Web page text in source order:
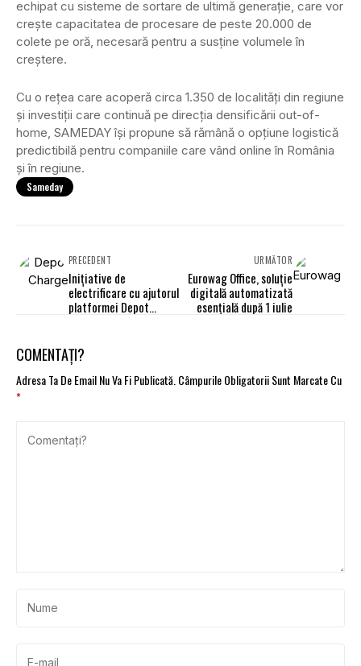
echipat cu sisteme de sortare de ultimă generație, care vor
crește capacitatea de procesare de peste 20.000 de
colete pe oră, necesară pentru a susține volumele în
creștere.
Cu o rețea care acoperă circa 1.350 de localități din regiune
și investiții care continuă pe direcția densificării out-of-
home, SAMEDAY își propune să rămână o opțiune logistică
predictibilă pentru companiile care vând online în România
și în regiune.
Sameday
PRECEDENT
Inițiative de
electrificare cu ajutorul
platformei Depot
URMĂTOR
Eurowag Office, soluție
digitală automatizată
esențială după 1 iulie
COMENTAȚI?
Adresa Ta De Email Nu Va Fi Publicată. Câmpurile Obligatorii Sunt Marcate Cu
*